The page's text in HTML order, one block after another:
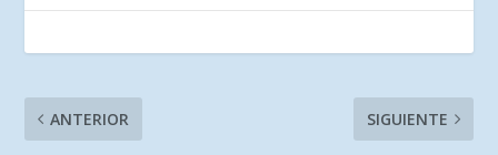
ANTERIOR SIGUIENTE